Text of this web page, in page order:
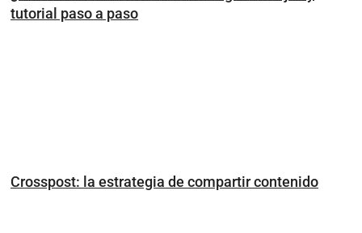
tutorial paso a paso
Crosspost: la estrategia de compartir contenido